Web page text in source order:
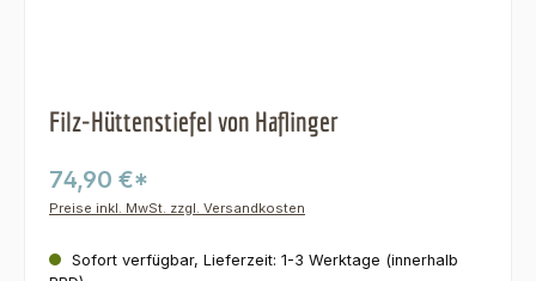
Filz-Hüttenstiefel von Haflinger
74,90 €*
Preise inkl. MwSt. zzgl. Versandkosten
Sofort verfügbar, Lieferzeit: 1-3 Werktage (innerhalb